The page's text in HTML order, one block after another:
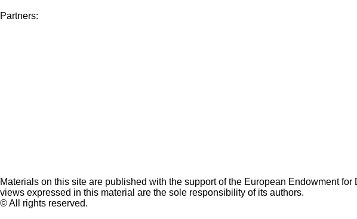
Partners:
Materials on this site are published with the support of the European Endowment
views expressed in this material are the sole responsibility of its authors.
© All rights reserved.